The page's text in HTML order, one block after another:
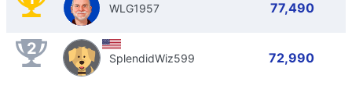
WLG1957 77,490
2 SplendidWiz599 72,990